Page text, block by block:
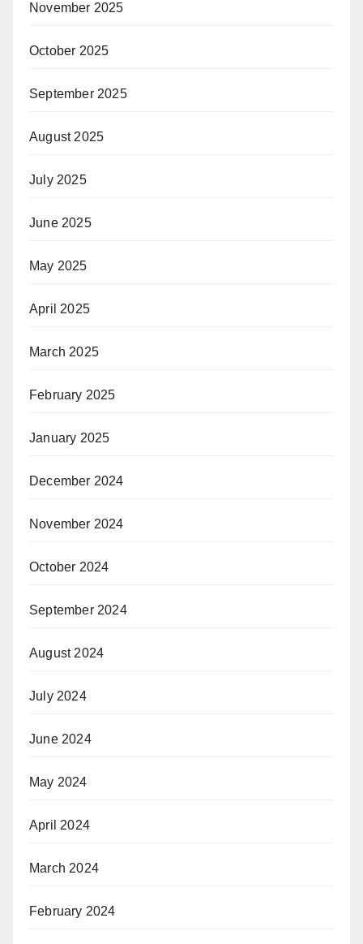
November 2025
October 2025
September 2025
August 2025
July 2025
June 2025
May 2025
April 2025
March 2025
February 2025
January 2025
December 2024
November 2024
October 2024
September 2024
August 2024
July 2024
June 2024
May 2024
April 2024
March 2024
February 2024